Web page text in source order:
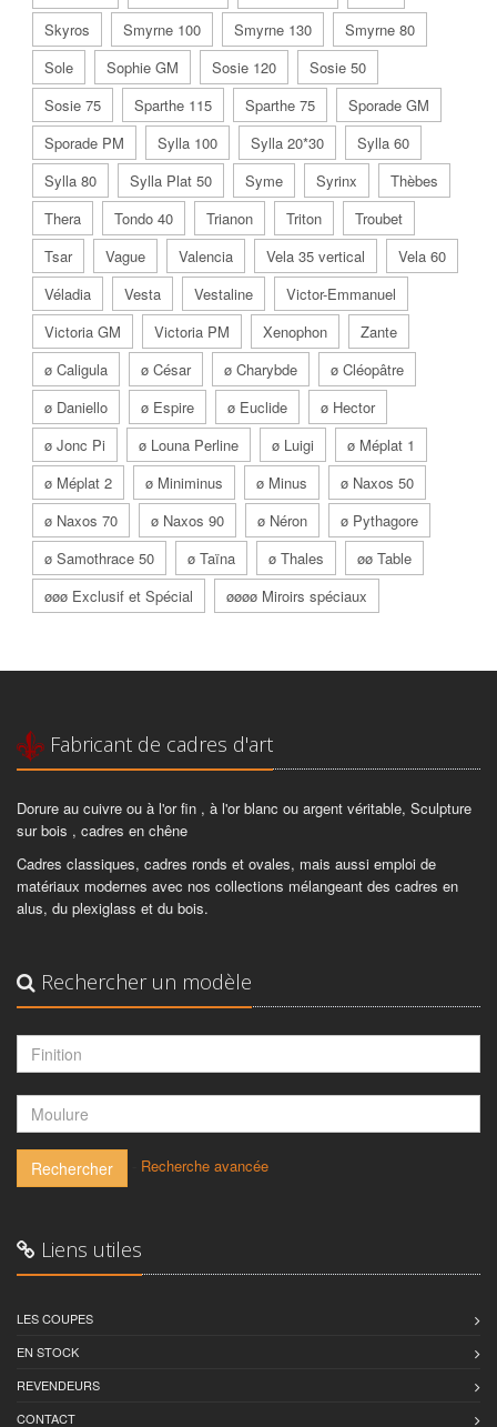
Skyros
Smyrne 100 Smyrne 130
Smyrne 80
Sole
Sophie GM Sosie 120
Sosie 50
Sosie 75
Sparthe 115 Sparthe 75
Sporade GM
Sporade PM
Sylla 100 Sylla 20*30
Sylla 60
Sylla 80
Sylla Plat 50 Syme Syrinx
Thèbes
Thera
Tondo 40 Trianon Triton
Troubet
Tsar
Vague Valencia Vela 35 vertical
Vela 60
Véladia
Vesta Vestaline
Victor-Emmanuel
Victoria GM
Victoria PM Xenophon
Zante
ø Caligula
ø César ø Charybde
ø Cléopâtre
ø Daniello
ø Espire ø Euclide
ø Hector
ø Jonc Pi
ø Louna Perline ø Luigi
ø Méplat 1
ø Méplat 2
ø Miniminus ø Minus
ø Naxos 50
ø Naxos 70
ø Naxos 90 ø Néron
ø Pythagore
ø Samothrace 50
ø Taïna ø Thales
øø Table
øøø Exclusif et Spécial
øøøø Miroirs spéciaux
Fabricant de cadres d'art
Dorure au cuivre ou à l'or fin , à l'or blanc ou argent véritable, Sculpture
sur bois , cadres en chêne
Cadres classiques, cadres ronds et ovales, mais aussi emploi de
matériaux modernes avec nos collections mélangeant des cadres en
alus, du plexiglass et du bois.
Rechercher un modèle
Rechercher Recherche avancée
Liens utiles
LES COUPES
EN STOCK
REVENDEURS
CONTACT